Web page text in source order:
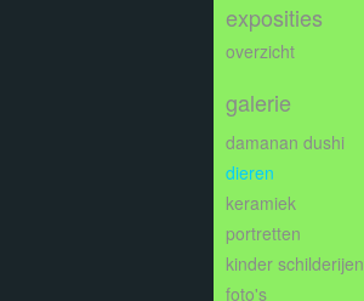
exposities
overzicht
galerie
damanan dushi
dieren
keramiek
portretten
kinder schilderijen
foto's